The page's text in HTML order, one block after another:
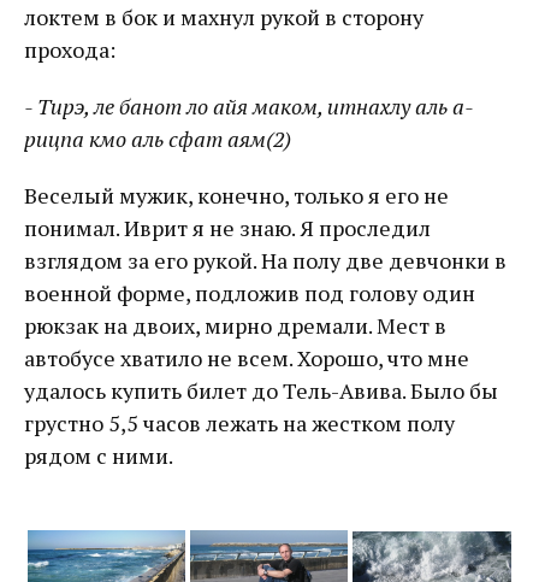
локтем в бок и махнул рукой в сторону
прохода:
- Тирэ, ле банот ло айя маком, итнахлу аль а-
рицпа кмо аль сфат аям(2)
Веселый мужик, конечно, только я его не
понимал. Иврит я не знаю. Я проследил
взглядом за его рукой. На полу две девчонки в
военной форме, подложив под голову один
рюкзак на двоих, мирно дремали. Мест в
автобусе хватило не всем. Хорошо, что мне
удалось купить билет до Тель-Авива. Было бы
грустно 5,5 часов лежать на жестком полу
рядом с ними.